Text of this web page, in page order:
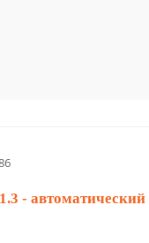
- автоматический